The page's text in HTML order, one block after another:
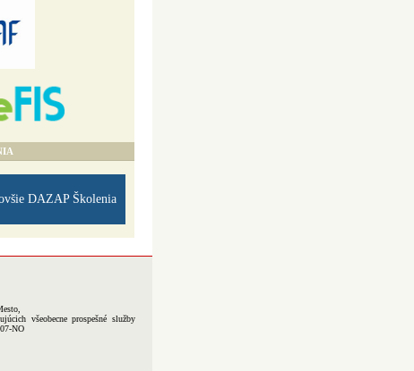
DAZAP Školenia
všeobecne prospešné služby
NO